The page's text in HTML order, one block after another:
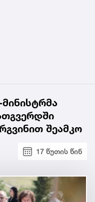
შეამკო
17 წუთის წინ